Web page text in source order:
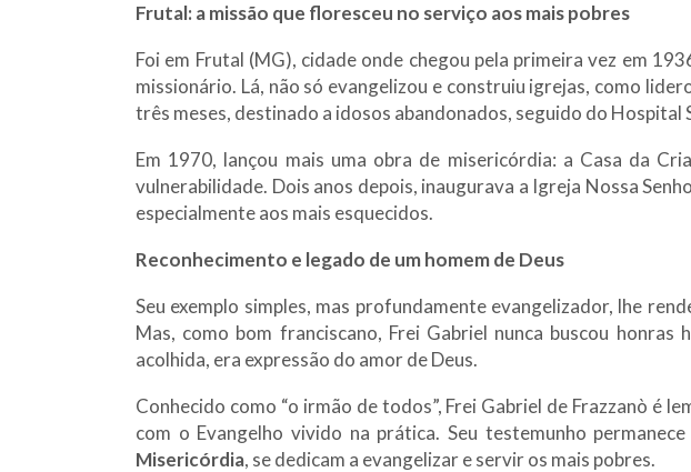
Frutal: a missão que floresceu no serviço aos mais pobres
Foi em Frutal (MG), cidade onde chegou pela primeira vez em
missionário. Lá, não só evangelizou e construiu igrejas, como
três meses, destinado a idosos abandonados, seguido do Hospital
Em 1970, lançou mais uma obra de misericórdia: a Casa da
vulnerabilidade. Dois anos depois, inaugurava a Igreja Nossa
especialmente aos mais esquecidos.
Reconhecimento e legado de um homem de Deus
Seu exemplo simples, mas profundamente evangelizador, lhe
Mas, como bom franciscano, Frei Gabriel nunca buscou
acolhida, era expressão do amor de Deus.
Conhecido como “o irmão de todos”, Frei Gabriel de Frazzanò é
com o Evangelho vivido na prática. Seu testemunho
Misericórdia, se dedicam a evangelizar e servir os mais pobres.